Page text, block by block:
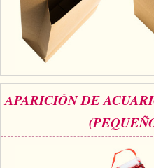
APARICIÓN DE